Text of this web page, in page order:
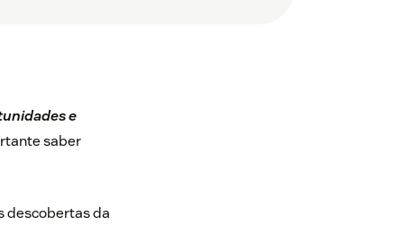
e
saber
descobertas da